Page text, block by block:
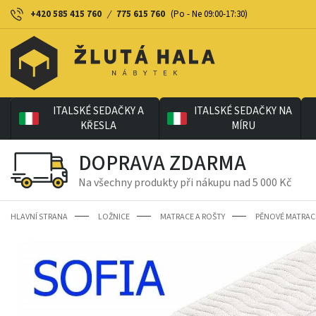
+420 585 415 760 / 775 615 760 (Po - Ne 09:00-17:30)
ITALSKÉ SEDAČKY A
KŘESLA
ITALSKÉ SEDAČKY NA
MÍRU
DOPRAVA ZDARMA
Na všechny produkty při nákupu nad 5 000 Kč
HLAVNÍ STRANA LOŽNICE MATRACE A ROŠTY PĚNOVÉ